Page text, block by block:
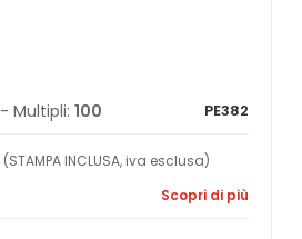
- Multipli: 100 PE382
(STAMPA INCLUSA, iva esclusa)
Scopri di più